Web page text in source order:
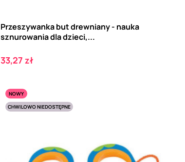
Przeszywanka but drewniany - nauka
sznurowania dla dzieci,...
Cena
33,27 zł
NOWY
CHWILOWO NIEDOSTĘPNE